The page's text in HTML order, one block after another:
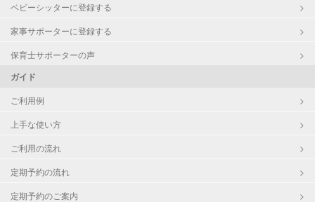
ベビーシッターに登録する
家事サポーターに登録する
保育士サポーターの声
ガイド
ご利用例
上手な使い方
ご利用の流れ
定期予約の流れ
定期予約のご案内